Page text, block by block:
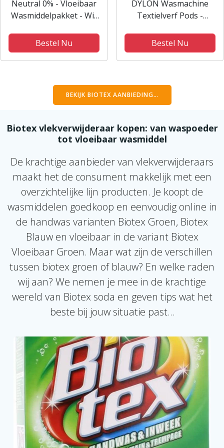
Neutral 0% - Vloeibaar
Wasmiddelpakket - Wit
Parfumvrij -
Voordeelverpakking - 3
flessen - 60 wasbeurten
Bestel Nu
DYLON Wasmachine
Textielverf Pods -
Bestel Nu
BEKIJK BIOTEX AANBIEDING…
Biotex vlekverwijderaar kopen: van waspoeder
tot vloeibaar wasmiddel
De krachtige aanbieder van vlekverwijderaars
maakt het de consument makkelijk met een
overzichtelijke lijn producten. Je koopt de
wasmiddelen goedkoop en eenvoudig online in
de handwas varianten Biotex Groen, Biotex
Blauw en vloeibaar in de variant Biotex
Vloeibaar Groen. Maar wat zijn de verschillen
tussen biotex groen of blauw? En welke raden
wij aan? We nemen je mee in de krachtige
wereld van Biotex soda en geven tips wat het
beste bij jouw situatie past…